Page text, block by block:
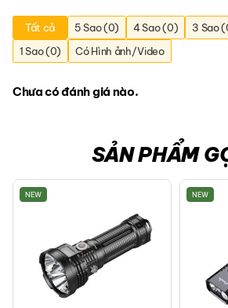
Tất cả 5 Sao (0) 4 Sao (0) 3 Sao
1 Sao (0)
Có Hình ảnh/Video
Chưa có đánh giá nào.
SẢN PHẨM
NEW NEW